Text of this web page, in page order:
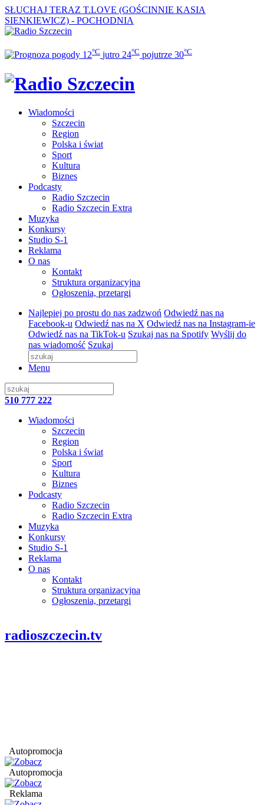
SŁUCHAJ TERAZ T.LOVE (GOŚCINNIE KASIA
SIENKIEWICZ) - POCHODNIA
12°C jutro 24°C pojutrze 30°C
Wiadomości
Szczecin
Region
Polska i świat
Sport
Kultura
Biznes
Podcasty
Radio Szczecin
Radio Szczecin Extra
Muzyka
Konkursy
Studio S-1
Reklama
O nas
Kontakt
Struktura organizacyjna
Ogłoszenia, przetargi
Najlepiej po prostu do nas zadzwoń Odwiedź nas na
Facebook-u Odwiedź nas na X Odwiedź nas na Instagram-ie
Odwiedź nas na TikTok-u Szukaj nas na Spotify Wyślij do
nas wiadomość Szukaj
Menu
510 777 222
Wiadomości
Szczecin
Region
Polska i świat
Sport
Kultura
Biznes
Podcasty
Radio Szczecin
Radio Szczecin Extra
Muzyka
Konkursy
Studio S-1
Reklama
O nas
Kontakt
Struktura organizacyjna
Ogłoszenia, przetargi
radioszczecin.tv
Autopromocja
Autopromocja
Reklama